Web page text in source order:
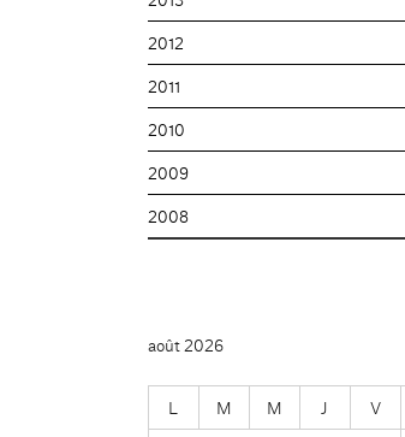
2012
2011
2010
2009
2008
août 2026
L M M J V